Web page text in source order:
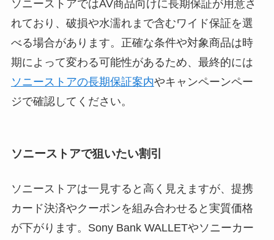
ソニーストアではAV商品向けに長期保証が用意さ
れており、破損や水濡れまで含むワイド保証を選
べる場合があります。正確な条件や対象商品は時
期によって変わる可能性があるため、最終的には
ソニーストアの長期保証案内やキャンペーンペー
ジで確認してください。
ソニーストアで狙いたい割引
ソニーストアは一見すると高く見えますが、提携
カード決済やクーポンを組み合わせると実質価格
が下がります。Sony Bank WALLETやソニーカー